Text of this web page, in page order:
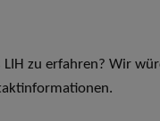
zu erfahren? Wir